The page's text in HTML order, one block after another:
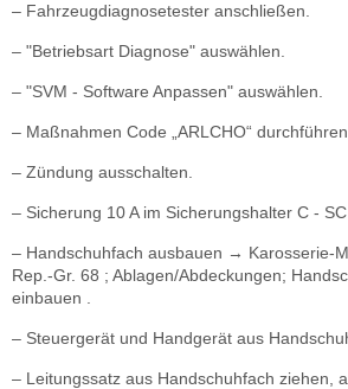
– Fahrzeugdiagnosetester anschließen.
– "Betriebsart Diagnose" auswählen.
– "SVM - Software Anpassen" auswählen.
– Maßnahmen Code „ARLCHO“ durchführen.
– Zündung ausschalten.
– Sicherung 10 A im Sicherungshalter C -
– Handschuhfach ausbauen → Karosserie-
Rep.-Gr. 68 ; Ablagen/Abdeckungen;
einbauen .
– Steuergerät und Handgerät aus
– Leitungssatz aus Handschuhfach ziehen,